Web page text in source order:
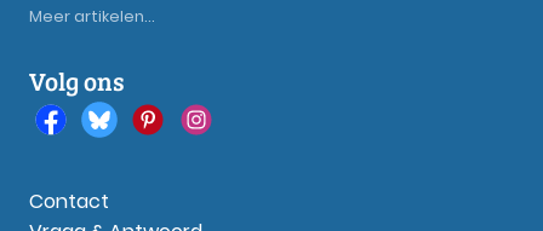
Meer artikelen...
Volg ons
Contact